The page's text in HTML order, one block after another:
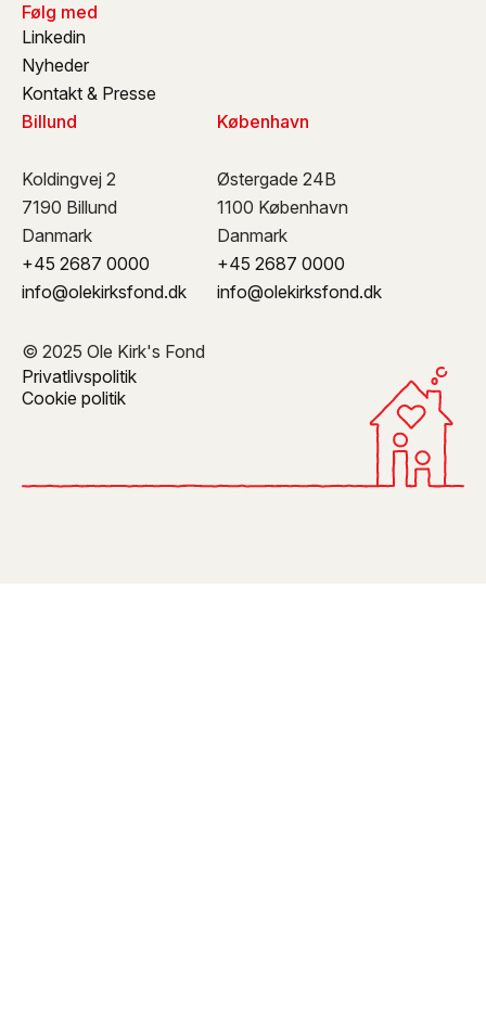
Følg med
Linkedin
Nyheder
Kontakt & Presse
Billund
Koldingvej 2
7190 Billund
Danmark
+45 2687 0000
info@olekirksfond.dk
København
Østergade 24B
1100 København
Danmark
+45 2687 0000
info@olekirksfond.dk
© 2025 Ole Kirk's Fond
Privatlivspolitik
Cookie politik